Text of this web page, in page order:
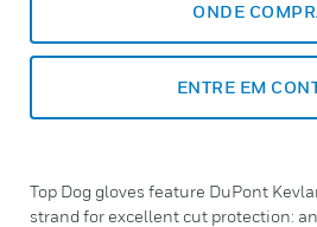
ONDE
ENTRE EM
Top Dog gloves feature DuPont
strand for excellent cut protection: